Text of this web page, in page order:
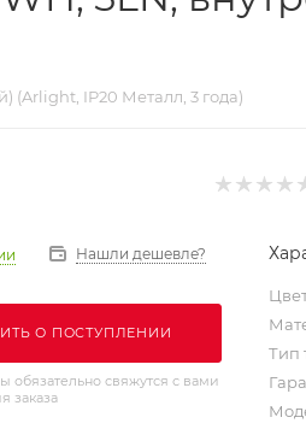
(Arlight, IP20 Металл, 3 года)
Нашли дешевле?
О ПОСТУПЛЕНИИ
свяжутся с вами
заказа
Тип